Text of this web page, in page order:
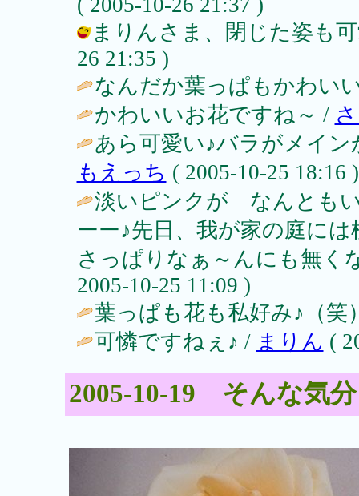
まりんさま、閉じた姿も
26 21:35 )
なんだか葉っぱもかわい
かわいいお花ですね～ /
あら可愛い♪バラがメイ
もえっち ( 2005-10-25 18:16 )
淡いピンクが なんとも
ーー♪先日、我が家の庭に
さっぱりなぁ～んにも無く
2005-10-25 11:09 )
葉っぱも花も私好み♪（笑
可憐ですねぇ♪ / まりん (
2005-10-19 そんな気